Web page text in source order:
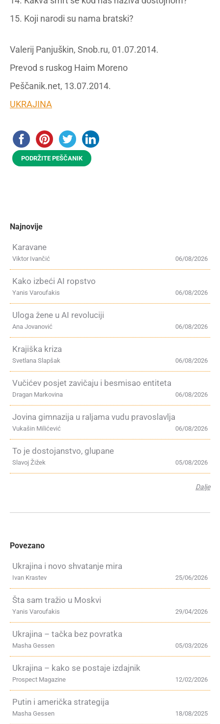
15. Koji narodi su nama bratski?
Valerij Panjuškin, Snob.ru, 01.07.2014.
Prevod s ruskog Haim Moreno
Peščanik.net, 13.07.2014.
UKRAJINA
PODRŽITE PEŠČANIK
Najnovije
Karavane
06/08/2026
Viktor Ivančić
Kako izbeći AI ropstvo
06/08/2026
Yanis Varoufakis
Uloga žene u AI revoluciji
06/08/2026
Ana Jovanović
Krajiška kriza
06/08/2026
Svetlana Slapšak
Vučićev posjet zavičaju i besmisao entiteta
06/08/2026
Dragan Markovina
Jovina gimnazija u raljama vudu pravoslavlja
06/08/2026
Vukašin Milićević
To je dostojanstvo, glupane
05/08/2026
Slavoj Žižek
Dalje
Povezano
Ukrajina i novo shvatanje mira
25/06/2026
Ivan Krastev
Šta sam tražio u Moskvi
29/04/2026
Yanis Varoufakis
Ukrajina – tačka bez povratka
05/03/2026
Masha Gessen
Ukrajina – kako se postaje izdajnik
12/02/2026
Prospect Magazine
Putin i američka strategija
18/08/2025
Masha Gessen